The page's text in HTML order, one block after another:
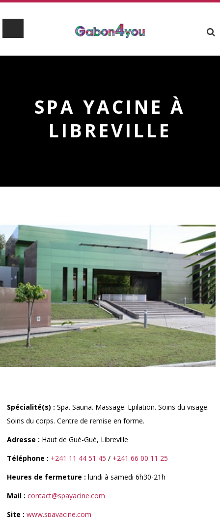
SPA YACINE À
LIBREVILLE
Spécialité(s) : Spa. Sauna. Massage. Epilation. Soins du visage.
Soins du corps. Centre de remise en forme.
Adresse : Haut de Gué-Gué, Libreville
Téléphone : +241 11 44 51 45 / +241 66 00 11 25
Heures de fermeture : lundi à samedi 6h30-21h
Mail : contact@spayacine.com
Site : www.spayacine.com